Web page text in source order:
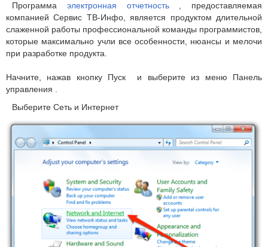
Программа электронная отчетность, предоставляемая
компанией Сервис ТВ-Инфо, является продуктом длительной
слаженной работы профессиональной команды программистов,
которые максимально учли все особенности, нюансы и мелочи
при разработке продукта.
Начните, нажав кнопку Пуск и выберите из меню Панель
управления
Выберите Сеть и Интернет